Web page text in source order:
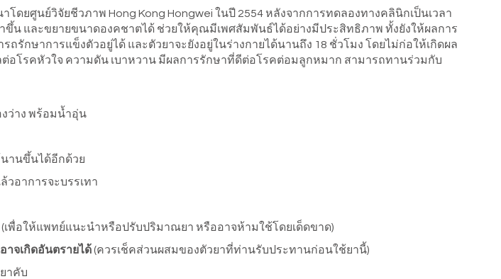
ยศูนย์วิจัยชีวภาพ Hong Kong Hongwei ในปี 2554 หลังจากการทดลองทางคลินิกเป็นเวลา
น และขยายขนาดองคชาตได้ ช่วยให้คุณมีเพศสัมพันธ์ได้อย่างมีประสิทธิภาพ ทั้งยังให้ผลการ
รักษาการแข็งตัวอยู่ได้ และตัวยาจะยังอยู่ในร่างกายได้นานถึง 18 ชั่วโมง โดยไม่ก่อให้เกิดผล
ต่อโรคหัวใจ ความดัน เบาหวาน มีผลการรักษาที่ดีต่อโรคต่อมลูกหมาก สามารถทานร่วมกับ
ว่าง พร้อมน้ำอุ่น
านขึ้นได้อีกด้วย
อาการจะบรรเทา
(เพื่อให้แพทย์แนะนำหรือปรับปริมาณยา หรืออาจห้ามใช้โดยเด็ดขาด)
าจเกิดอันตรายได้(ควรเช็คส่วนผสมของตัวยาที่ท่านรับประทานก่อนใช้ยานี้)
าคับ